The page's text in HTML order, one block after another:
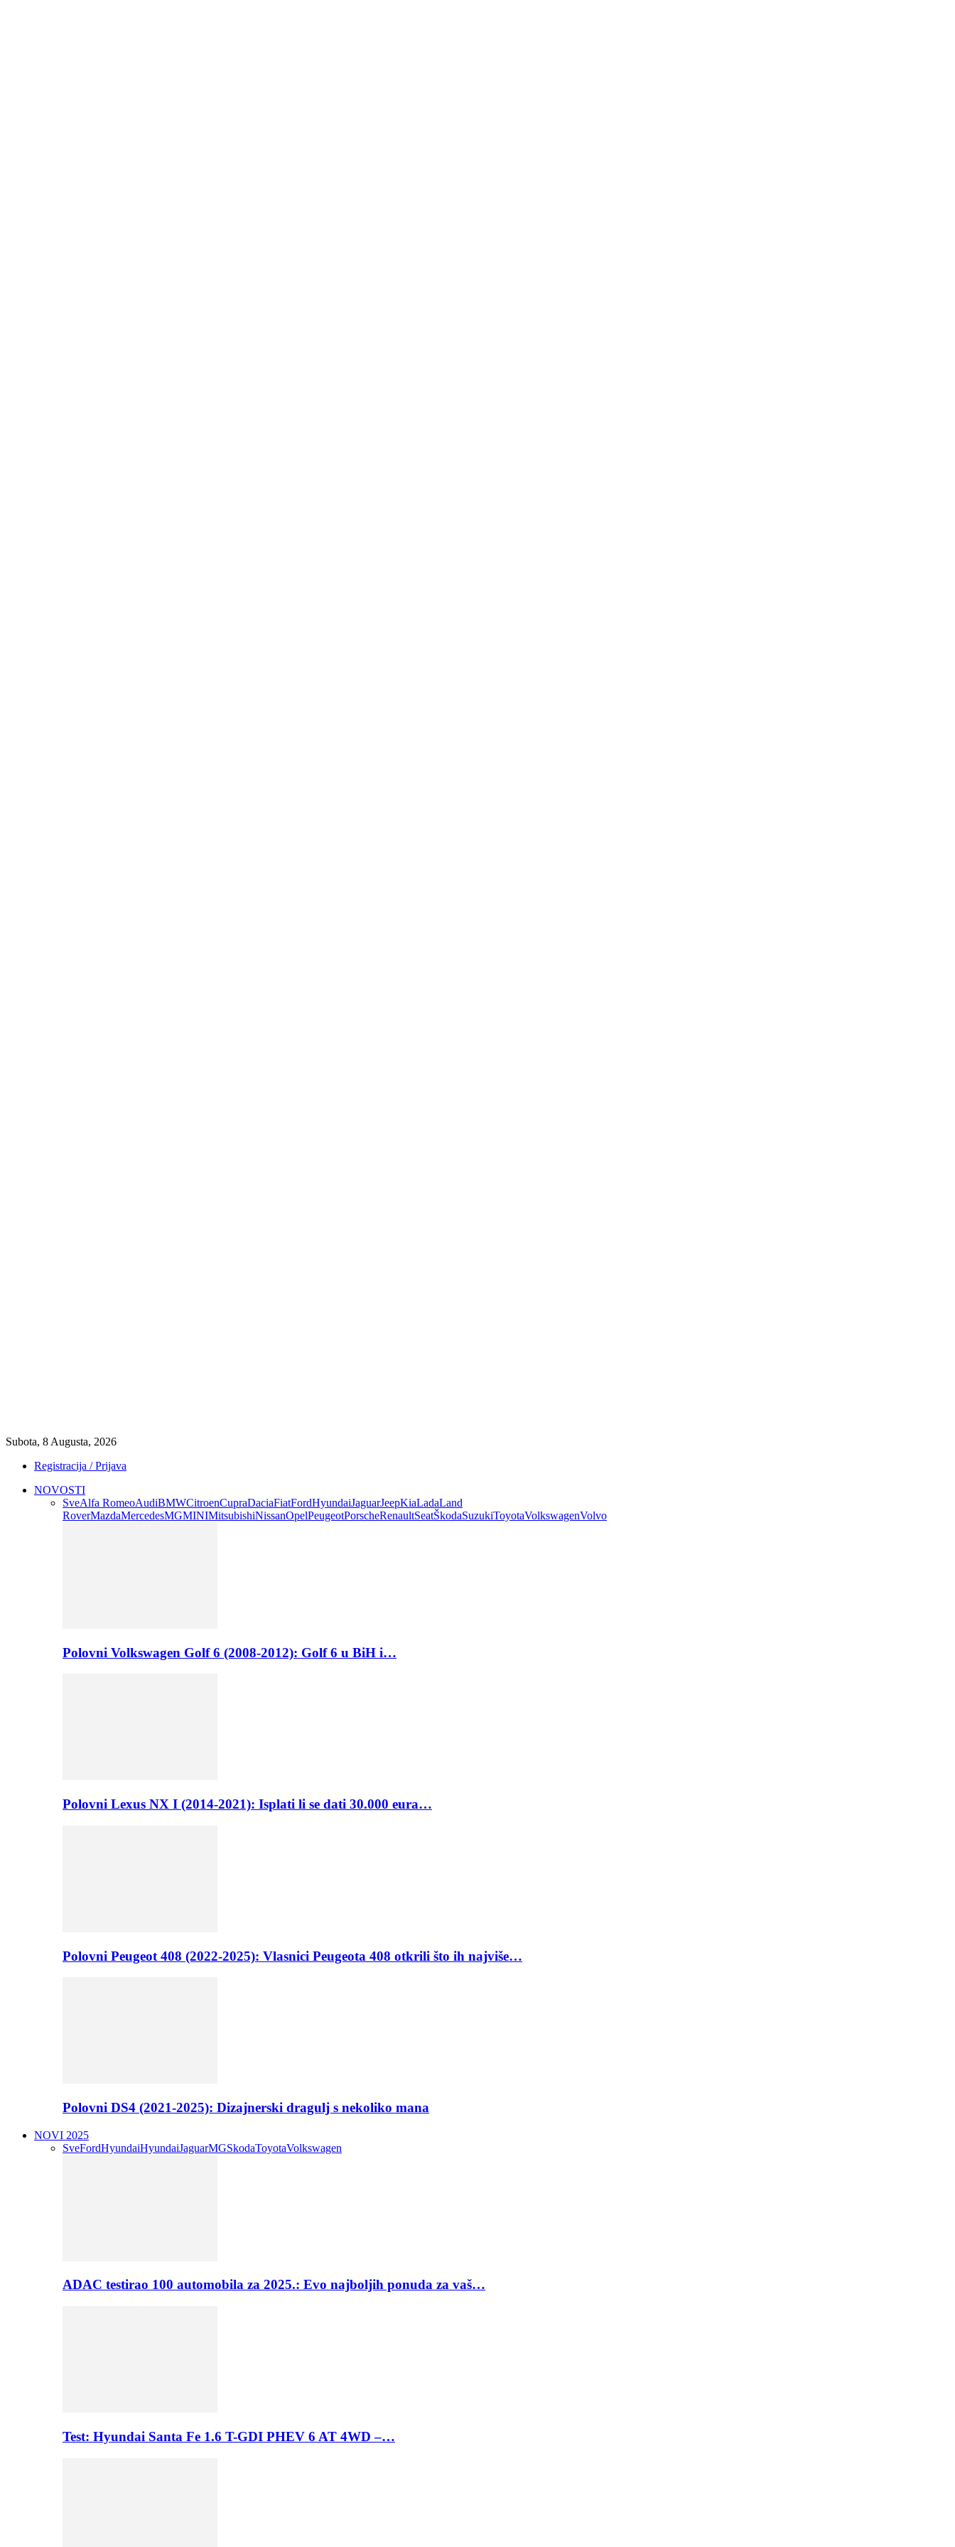
Subota, 8 Augusta, 2026
Registracija / Prijava
NOVOSTI
SveAlfa RomeoAudiBMWCitroenCupraDaciaFiatFordHyundaiJaguarJeepKiaLadaLand
RoverMazdaMercedesMGMINIMitsubishiNissanOpelPeugeotPorscheRenaultSeatŠkodaSuzukiToyotaVolkswagenVolvo
Polovni Volkswagen Golf 6 (2008-2012): Golf 6 u BiH i…
Polovni Lexus NX I (2014-2021): Isplati li se dati 30.000 eura…
Polovni Peugeot 408 (2022-2025): Vlasnici Peugeota 408 otkrili što ih najviše…
Polovni DS4 (2021-2025): Dizajnerski dragulj s nekoliko mana
NOVI 2025
SveFordHyundaiHyundaiJaguarMGSkodaToyotaVolkswagen
ADAC testirao 100 automobila za 2025.: Evo najboljih ponuda za vaš…
Test: Hyundai Santa Fe 1.6 T-GDI PHEV 6 AT 4WD –…